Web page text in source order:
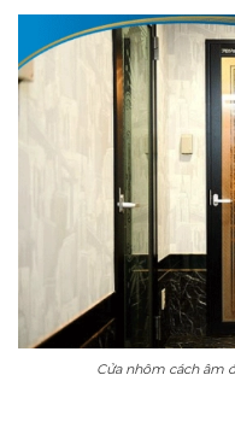
Cửa nhôm cách âm